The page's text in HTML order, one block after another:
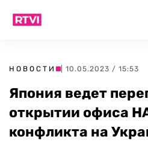
НОВОСТИ | 10.05.2023 / 15:53
Япония ведет
открытии офиса
конфликта на